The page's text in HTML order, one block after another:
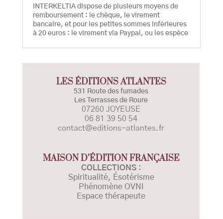
INTERKELTIA dispose de plusieurs moyens de
remboursement : le chèque, le virement
bancaire, et pour les petites sommes inférieures
à 20 euros : le virement via Paypal, ou les espèce
LES ÉDITIONS ATLANTES
531 Route des fumades
Les Terrasses de Roure
07260 JOYEUSE
06 81 39 50 54
contact@editions-atlantes.fr
MAISON D’ÉDITION FRANÇAISE
COLLECTIONS :
Spiritualité, Ésotérisme
Phénomène OVNI
Espace thérapeute